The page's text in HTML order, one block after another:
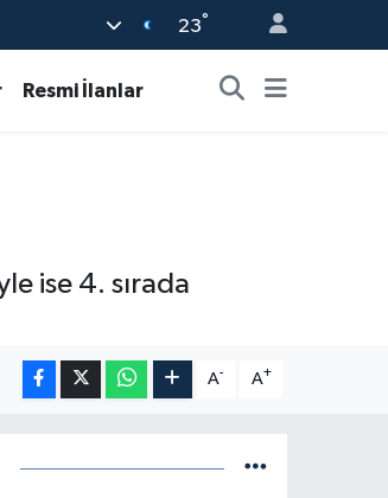
23°
Resmi İlanlar
ise 4. sırada
A- A+